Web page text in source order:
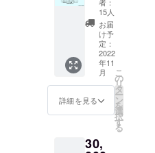
のお名
前と
（読み
方）を
お知ら
せくだ
さい。
②オリ
ジナル
１枚 怪
所およ
び日時
は未
定、 東
京23区
内の会
場にて
開催し
ます 交
通費は
ジット
にお名
前掲
載 ※
支援者
様ご本
人１名
分 ペン
ネー
ム、
ニック
ム、企
15人
お届
け予
定：
2022
年11
月
詳細を見る
こ
の
リ
タ
ー
ン
を
選
択
す
る
30,